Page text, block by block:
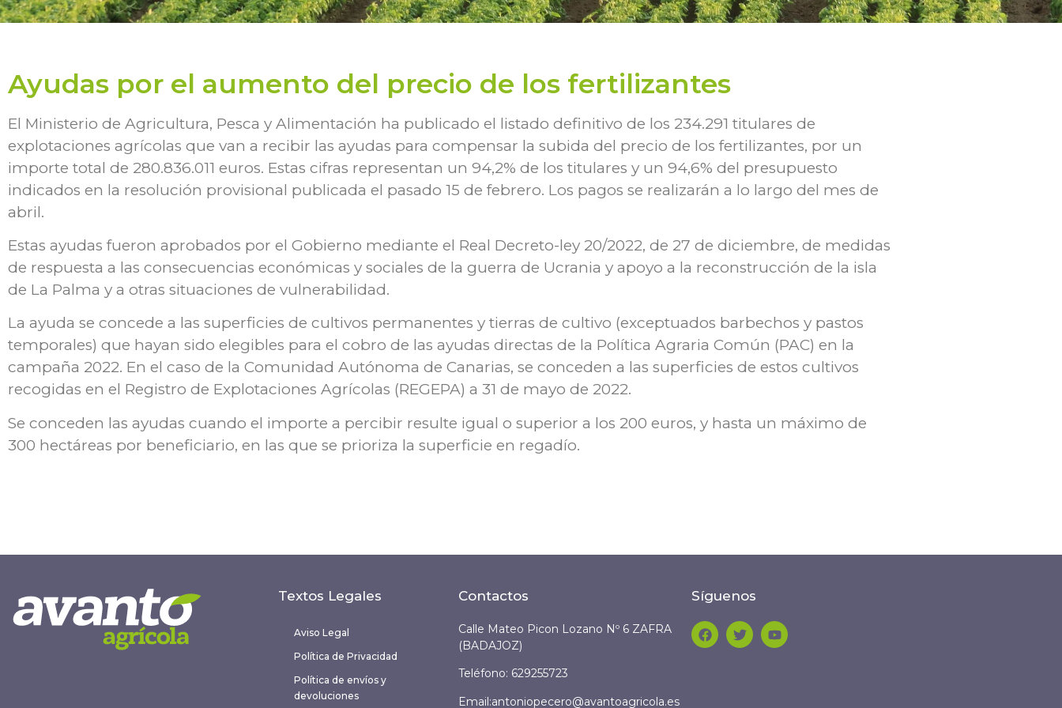
Ayudas por el aumento del precio de los fertilizantes
El Ministerio de Agricultura, Pesca y Alimentación ha publicado el listado definitivo de los 234.291 titulares de
explotaciones agrícolas que van a recibir las ayudas para compensar la subida del precio de los fertilizantes, por un
importe total de 280.836.011 euros. Estas cifras representan un 94,2% de los titulares y un 94,6% del presupuesto
indicados en la resolución provisional publicada el pasado 15 de febrero. Los pagos se realizarán a lo largo del mes de
abril.
Estas ayudas fueron aprobados por el Gobierno mediante el Real Decreto-ley 20/2022, de 27 de diciembre, de medidas
de respuesta a las consecuencias económicas y sociales de la guerra de Ucrania y apoyo a la reconstrucción de la isla
de La Palma y a otras situaciones de vulnerabilidad.
La ayuda se concede a las superficies de cultivos permanentes y tierras de cultivo (exceptuados barbechos y pastos
temporales) que hayan sido elegibles para el cobro de las ayudas directas de la Política Agraria Común (PAC) en la
campaña 2022. En el caso de la Comunidad Autónoma de Canarias, se conceden a las superficies de estos cultivos
recogidas en el Registro de Explotaciones Agrícolas (REGEPA) a 31 de mayo de 2022.
Se conceden las ayudas cuando el importe a percibir resulte igual o superior a los 200 euros, y hasta un máximo de
300 hectáreas por beneficiario, en las que se prioriza la superficie en regadío.
Textos Legales
Aviso Legal
Política de Privacidad
Política de envíos y
devoluciones
Contactos
Calle Mateo Picon Lozano Nº 6 ZAFRA
(BADAJOZ)
Teléfono: 629255723
Email:antoniopecero@avantoagricola.es
Síguenos